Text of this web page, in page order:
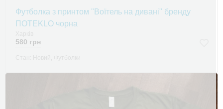
Футболка з принтом "Воїтель на дивані" бренду
ПOTEKLO чорна
580 грн